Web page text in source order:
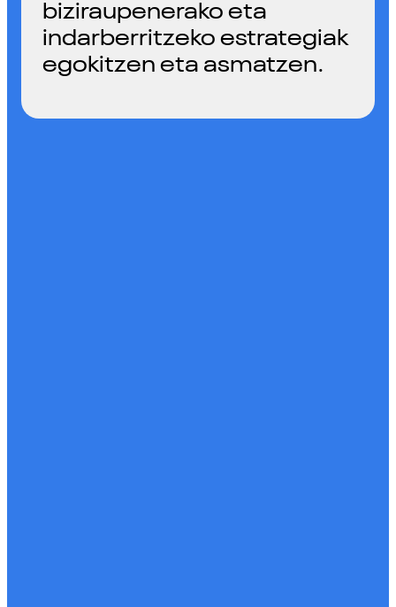
biziraupenerako eta
indarberritzeko estrategiak
egokitzen eta asmatzen.